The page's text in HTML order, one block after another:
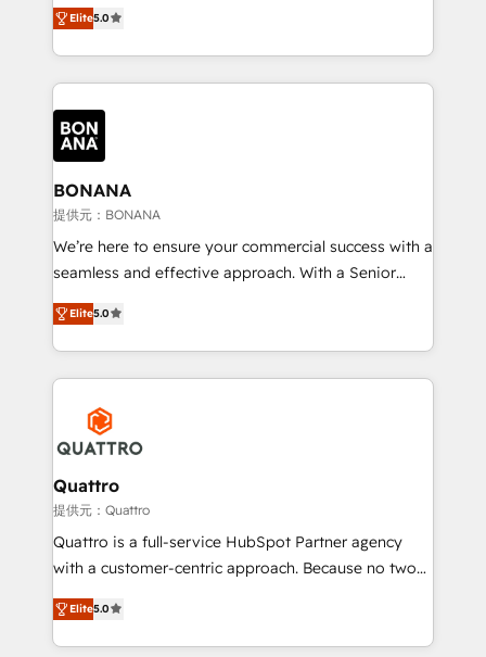
HubSpot Solutions Partner. As one of the UK's
longest-standing partners, we are experts at
maximising the value of the HubSpot platform and
building an integrated growth stack that brings your
business, operational and technical requirements to
life, and creates a 360˚ view of your customer to
help your teams do more. We specialise in HubSpot
technical services, website design and development
as well as agency services that help set you up for
success. Now, more than ever you need to connect
customer service. It's time to empower your teams
to create great customer experiences that generate
happen.
Elite5.0
BONANA
提供元：BONANA
We’re here to ensure your commercial success with a
seamless and effective approach. With a Senior
team that has 10+ years of experience in HubSpot,
we have a deep understanding of SaaS, Business
Services and E-commerce together with Retail. We
streamline and enhance your Sales, Marketing &
Service efforts, providing insights in your
commercial operations. We're good at RevOps,
automating and optimizing your marketing, sales &
service operations with AI, designing and building
your website, and we drive growth through Account-
Based Marketing, SEO, SEA and many other tactics.
No worries, we will advise you in which to deploy
brings us to our mission; to effectively guide as
much Benelux companies as possible to be
Elite5.0
Quattro
提供元：Quattro
Quattro is a full-service HubSpot Partner agency
with a customer-centric approach. Because no two
clients have the same needs, Quattro offer a
bespoke approach for every client. Services include
business growth strategies, sales enablement, CRM
Elite5.0